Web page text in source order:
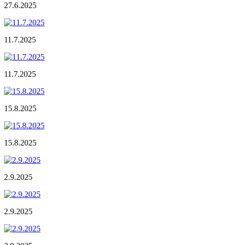
27.6.2025
11.7.2025
11.7.2025
15.8.2025
15.8.2025
2.9.2025
2.9.2025